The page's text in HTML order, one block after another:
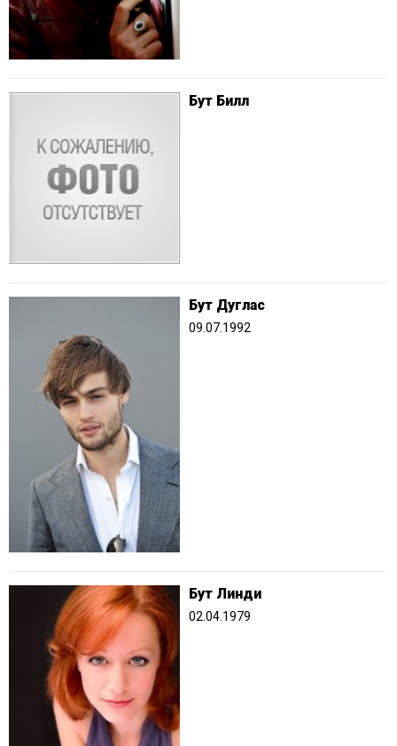
Бут Билл
Бут Дуглас
09.07.1992
Бут Линди
02.04.1979